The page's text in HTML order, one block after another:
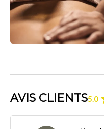
AVIS CLIENTS5.0